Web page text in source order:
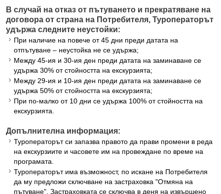
В случай на отказ от пътуването и прекратяване на
договора от страна на Потребителя, Туроператорът
удържа следните неустойки:
При наличие на повече от 45 дни преди датата на
отпътуване – неустойка не се удържа;
Между 45-ия и 30-ия ден преди датата на заминаване се
удържа 30% от стойността на екскурзията;
Между 29-ия и 10-ия ден преди датата на заминаване се
удържа 50% от стойността на екскурзията;
При по-малко от 10 дни се удържа 100% от стойността на
екскурзията.
Допълнителна информация:
Туроператорът си запазва правото да прави промени в реда
на екскурзиите и часовете им на провеждане по време на
програмата.
Туроператорът има възможност, по искане на Потребителя
да му предложи сключване на застраховка "Отмяна на
пътуване". Застраховката се сключва в деня на извършено